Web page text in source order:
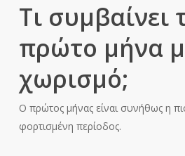
Τι συμβαίνει
πρώτο μήνα
χωρισμό;
Ο πρώτος μήνας είναι συνήθως η
φορτισμένη περίοδος.